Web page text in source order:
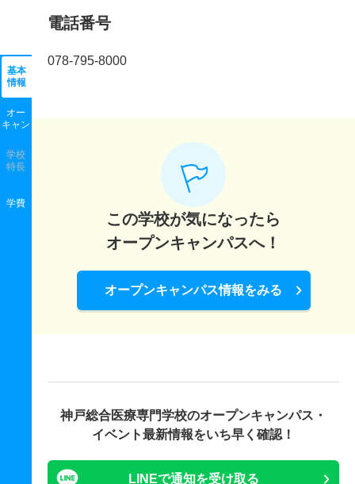
基本
情報
オー
キャン
学校
特長
学費
電話番号
078-795-8000
この学校が気になったら
オープンキャンパスへ！
オープンキャンパス情報をみる
神戸総合医療専門学校のオープンキャンパス・
イベント最新情報をいち早く確認！
LINEで通知を受け取る